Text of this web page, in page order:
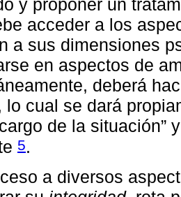
y proponer un
acceder a los
a sus dimensiones
en aspectos de
deberá
lo cual se dará
de la situación”
5.
a diversos